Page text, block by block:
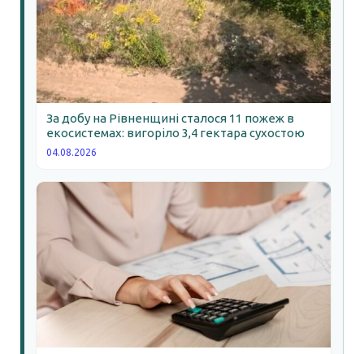
За добу на Рівненщині сталося 11 пожеж в
екосистемах: вигоріло 3,4 гектара сухостою
04.08.2026